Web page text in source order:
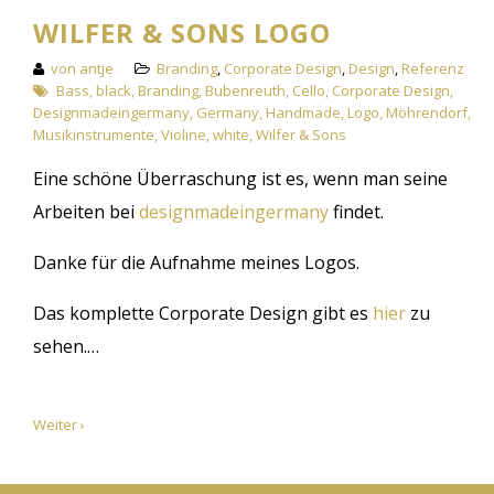
WILFER & SONS LOGO
von antje Branding, Corporate Design,Design,Referenz
Bass,black,Branding,Bubenreuth, Cello, Corporate Design,
Designmadeingermany, Germany,Handmade,Logo,Möhrendorf,
Musikinstrumente,Violine,white,Wilfer & Sons
Eine schöne Überraschung ist es, wenn man seine
Arbeiten beidesignmadeingermanyfindet.
Danke für die Aufnahme meines Logos.
Das komplette Corporate Design gibt es hier zu
sehen.…
Weiter ›